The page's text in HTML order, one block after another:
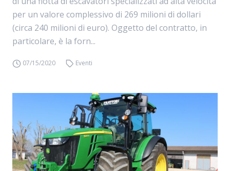
per un valore complessivo di 269 milioni di dollari
(circa 240 milioni di euro). Oggetto del contratto, in
particolare, è la forn...
07/15/2020 Eventi